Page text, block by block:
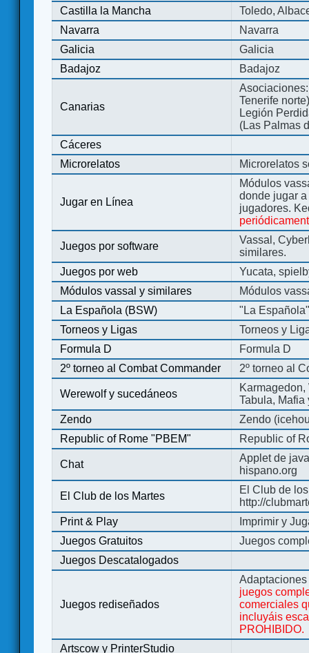
Castilla la Mancha
Toledo,
Navarra
Navarra
Galicia
Galicia
Badajoz
Badajoz
Canarias
Tenerife
Legión
(Las Palmas
Cáceres
Microrelatos
Microrelatos
Jugar en Línea
Módulos
donde jugar
jugadores.
Juegos por software
Vassal,
similares.
Juegos por web
Yucata,
Módulos vassal y similares
Módulos
La Española (BSW)
"La
Torneos y Ligas
Torneos y
Formula D
Formula D
2º torneo al Combat Commander
2º torneo al
Werewolf y sucedáneos
Tabula, Mafia
Zendo
Zendo
Republic of Rome "PBEM"
Republic of
Chat
Applet de
hispano.org
El Club de los Martes
El Club de
http://
Print & Play
Imprimir y
Juegos Gratuitos
Juegos
Juegos Descatalogados
Juegos rediseñados
juegos
comerciales
incluyáis
PROHIBIDO.
Artscow y PrinterStudio